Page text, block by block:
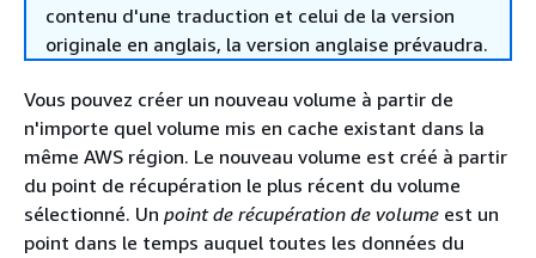
contenu d'une traduction et celui de la version
originale en anglais, la version anglaise prévaudra.
Vous pouvez créer un nouveau volume à partir de
n'importe quel volume mis en cache existant dans la
même AWS région. Le nouveau volume est créé à partir
du point de récupération le plus récent du volume
sélectionné. Un point de récupération de volume est un
point dans le temps auquel toutes les données du